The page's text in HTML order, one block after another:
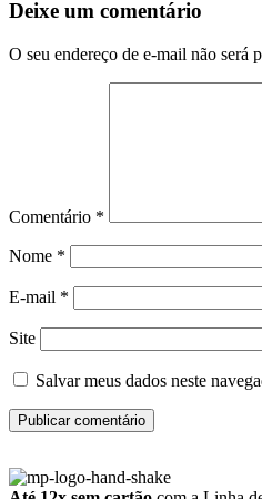
Deixe um comentário
O seu endereço de e-mail não será
Comentário *
Nome *
E-mail *
Site
Salvar meus dados neste